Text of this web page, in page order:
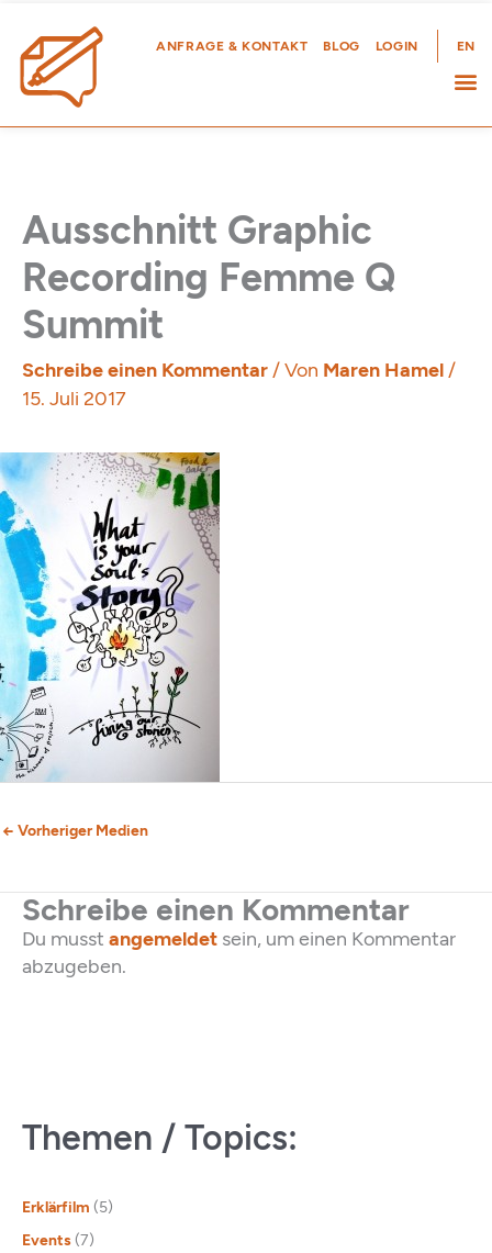
Inhalt
springen
ANFRAGE & KONTAKT BLOG LOGIN EN
Ausschnitt Graphic
Recording Femme Q
Summit
Schreibe einen Kommentar/ Von Maren Hamel/
15. Juli 2017
← Vorheriger Medien
Schreibe einen Kommentar
Du musst angemeldet sein, um einen Kommentar
abzugeben.
Themen / Topics:
Erklärfilm (5)
Events (7)